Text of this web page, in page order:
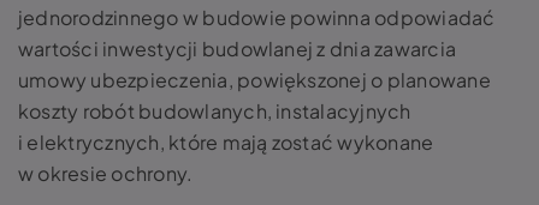
jednorodzinnego w budowie powinna odpowiadać
wartości inwestycji budowlanej z dnia zawarcia
umowy ubezpieczenia, powiększonej o planowane
koszty robót budowlanych, instalacyjnych
i elektrycznych, które mają zostać wykonane
w okresie ochrony.